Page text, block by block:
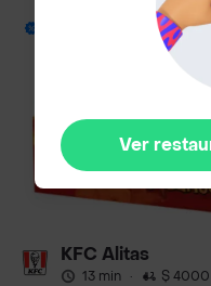
KFC Alitas
13 min · $ 4000
Ver